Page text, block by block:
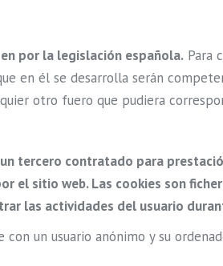
por la legislación española. Para
en él se desarrolla serán
otro fuero que pudiera
tercero contratado para
el sitio web. Las cookies son
las actividades del usuario
un usuario anónimo y su